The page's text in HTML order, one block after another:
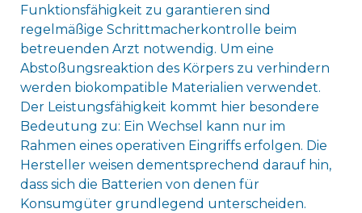
Funktionsfähigkeit zu garantieren sind
regelmäßige Schrittmacherkontrolle beim
betreuenden Arzt notwendig. Um eine
Abstoßungsreaktion des Körpers zu verhindern
werden biokompatible Materialien verwendet.
Der Leistungsfähigkeit kommt hier besondere
Bedeutung zu: Ein Wechsel kann nur im
Rahmen eines operativen Eingriffs erfolgen. Die
Hersteller weisen dementsprechend darauf hin,
dass sich die Batterien von denen für
Konsumgüter grundlegend unterscheiden.